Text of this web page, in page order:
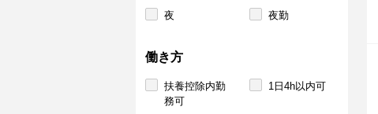
夜 夜勤
働き方
扶養控除内勤
務可
1日4h以内可